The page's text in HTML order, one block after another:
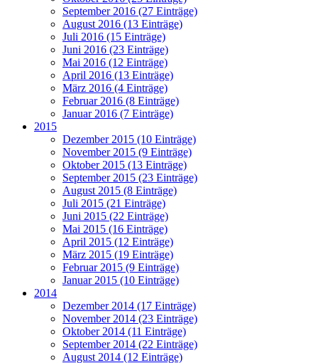
September 2016 (27 Einträge)
August 2016 (13 Einträge)
Juli 2016 (15 Einträge)
Juni 2016 (23 Einträge)
Mai 2016 (12 Einträge)
April 2016 (13 Einträge)
März 2016 (4 Einträge)
Februar 2016 (8 Einträge)
Januar 2016 (7 Einträge)
2015
Dezember 2015 (10 Einträge)
November 2015 (9 Einträge)
Oktober 2015 (13 Einträge)
September 2015 (23 Einträge)
August 2015 (8 Einträge)
Juli 2015 (21 Einträge)
Juni 2015 (22 Einträge)
Mai 2015 (16 Einträge)
April 2015 (12 Einträge)
März 2015 (19 Einträge)
Februar 2015 (9 Einträge)
Januar 2015 (10 Einträge)
2014
Dezember 2014 (17 Einträge)
November 2014 (23 Einträge)
Oktober 2014 (11 Einträge)
September 2014 (22 Einträge)
August 2014 (12 Einträge)